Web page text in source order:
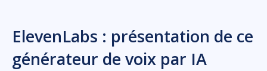
ElevenLabs : présentation de ce
générateur de voix par IA